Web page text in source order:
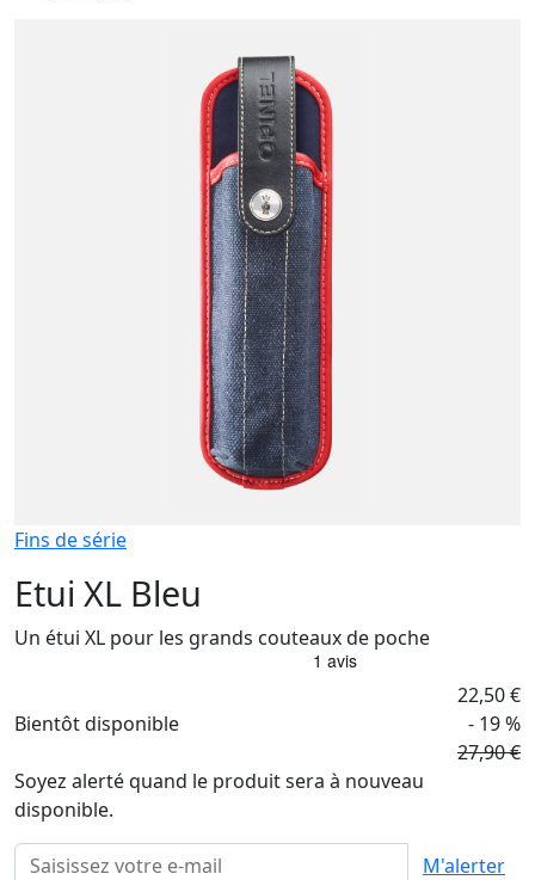
Fins de série
Etui XL Bleu
Un étui XL pour les grands couteaux de poche
Bientôt disponible
22,50 €
- 19 %
27,90 €
Soyez alerté quand le produit sera à nouveau
disponible.
M'alerter